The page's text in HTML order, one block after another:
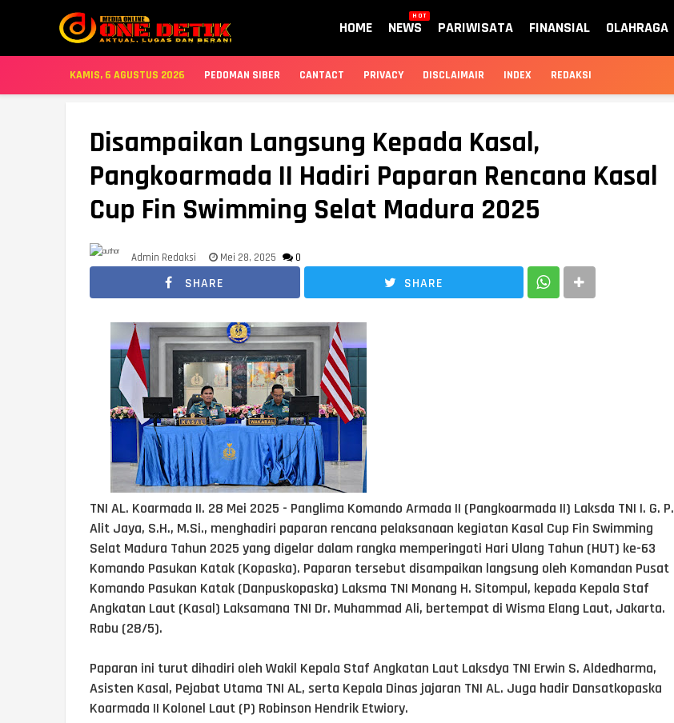
HOME NEWS
HOT
PARIWISATA FINANSIAL OLAHRAGA
KAMIS, 6 AGUSTUS 2026 PEDOMAN SIBER CANTACT PRIVACY DISCLAIMAIR INDEX REDAKSI
Disampaikan Langsung Kepada Kasal,
Pangkoarmada II Hadiri Paparan Rencana Kasal
Cup Fin Swimming Selat Madura 2025
Admin Redaksi Mei 28, 2025 0
SHARE SHARE
TNI AL. Koarmada II. 28 Mei 2025 - Panglima Komando Armada II (Pangkoarmada II) Laksda TNI I. G. P.
Alit Jaya, S.H., M.Si., menghadiri paparan rencana pelaksanaan kegiatan Kasal Cup Fin Swimming
Selat Madura Tahun 2025 yang digelar dalam rangka memperingati Hari Ulang Tahun (HUT) ke-63
Komando Pasukan Katak (Kopaska). Paparan tersebut disampaikan langsung oleh Komandan Pusat
Komando Pasukan Katak (Danpuskopaska) Laksma TNI Monang H. Sitompul, kepada Kepala Staf
Angkatan Laut (Kasal) Laksamana TNI Dr. Muhammad Ali, bertempat di Wisma Elang Laut, Jakarta.
Rabu (28/5).
Paparan ini turut dihadiri oleh Wakil Kepala Staf Angkatan Laut Laksdya TNI Erwin S. Aldedharma,
Asisten Kasal, Pejabat Utama TNI AL, serta Kepala Dinas jajaran TNI AL. Juga hadir Dansatkopaska
Koarmada II Kolonel Laut (P) Robinson Hendrik Etwiory.